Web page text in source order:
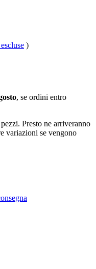
)
, se ordini entro
Presto ne arriveranno
variazioni se vengono